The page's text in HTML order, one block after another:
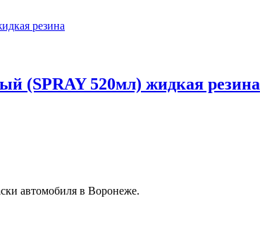
(SPRAY 520мл) жидкая резина
автомобиля в Воронеже.